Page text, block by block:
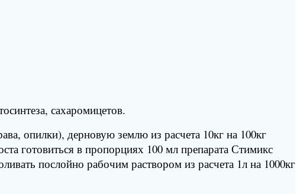
сахаромицетов.
опилки), дерновую землю из расчета 10кг на 100кг
готовиться в пропорциях 100 мл препарата Стимикс
послойно рабочим раствором из расчета 1л на 1000кг